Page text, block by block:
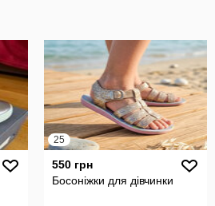
25
550 грн
Босоніжки для дівчинки